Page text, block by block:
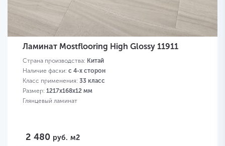
Ламинат Mostflooring High Glossy 11911
Страна производства: Китай
Наличие фаски: с 4-х сторон
Класс применения: 33 класс
Размер: 1217х168х12 мм
Глянцевый ламинат
2 480 руб. м2